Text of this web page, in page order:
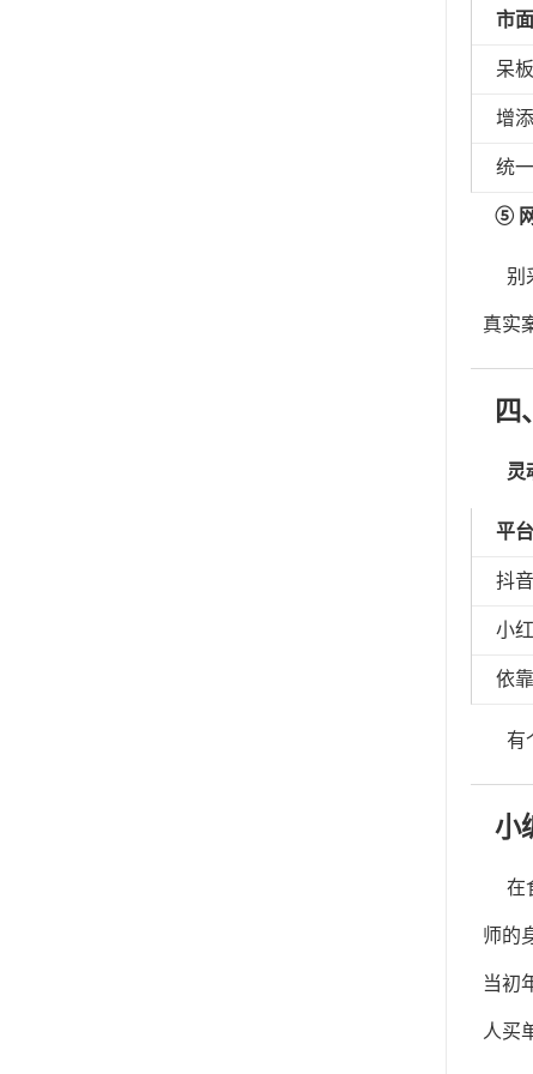
市
呆
增
统
⑤
别
真实
四
灵
平台
抖音
小
依
有
小
在
师的
当初
人买